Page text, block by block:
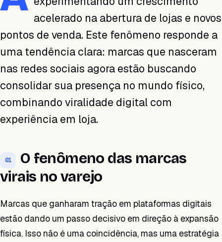
acelerado na abertura de lojas e novos
pontos de venda. Este fenômeno responde a
uma tendência clara: marcas que nasceram
nas redes sociais agora estão buscando
consolidar sua presença no mundo físico,
combinando viralidade digital com
experiência em loja.
01
O fenômeno das marcas
virais no varejo
Marcas que ganharam tração em plataformas digitais
estão dando um passo decisivo em direção à expansão
física. Isso não é uma coincidência, mas uma estratégia